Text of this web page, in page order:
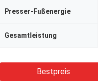
Presser-Fußenergie
Gesamtleistung
Bestpreis